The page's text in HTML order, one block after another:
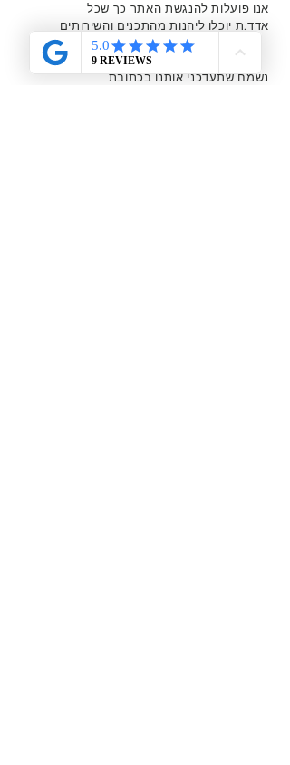
אנו פועלות להנגשת האתר כך שכל
אדד.ת יוכלו ליהנות מהתכנים והשירותים
אם נתקלת בקושי כלשהו בגלישה באתר,
נשמח שתעדכני אותנו בכתובת